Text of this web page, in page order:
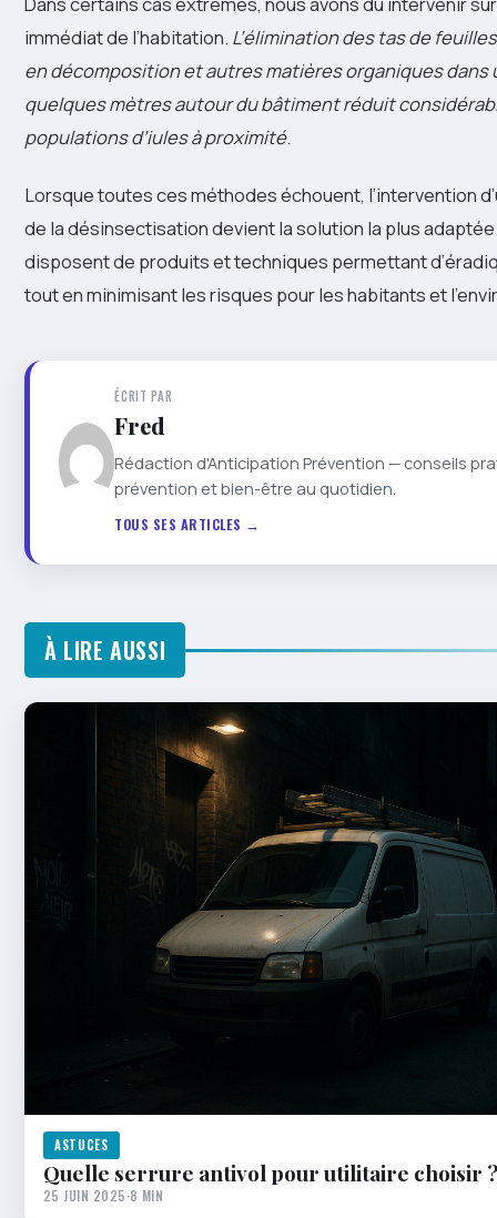
immédiat de l’habitation. L’élimination des tas de
en décomposition et autres matières organiques dans
quelques mètres autour du bâtiment réduit
populations d’iules à proximité.
Lorsque toutes ces méthodes échouent, l’intervention
de la désinsectisation devient la solution la plus
disposent de produits et techniques permettant
tout en minimisant les risques pour les habitants et
ÉCRIT PAR
Fred
Rédaction d'Anticipation Prévention — conseils
prévention et bien-être au quotidien.
TOUS SES ARTICLES →
À LIRE AUSSI
ASTUCES
Quelle serrure antivol pour utilitaire choisir ?
25 JUIN 2025·8 MIN